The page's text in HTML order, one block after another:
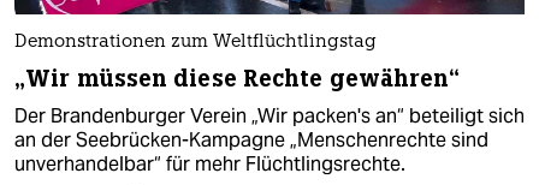
Demonstrationen zum Weltflüchtlingstag
„Wir müssen diese Rechte gewähren“
Der Brandenburger Verein „Wir packen's an“ beteiligt sich
an der Seebrücken-Kampagne „Menschenrechte sind
unverhandelbar“ für mehr Flüchtlingsrechte.